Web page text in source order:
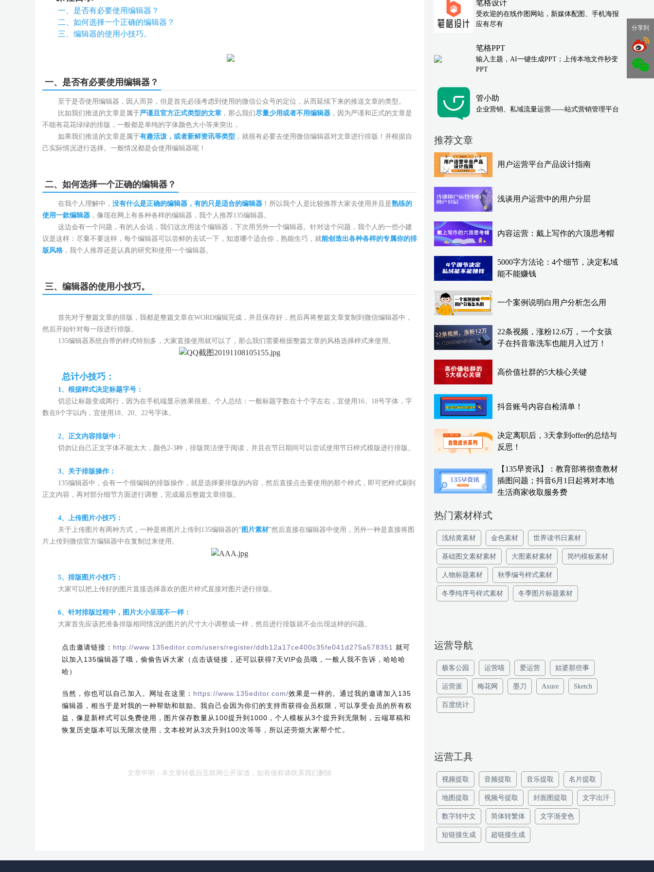
一、是否有必要使用编辑器？
二、如何选择一个正确的编辑器？
三、编辑器的使用小技巧。
一、是否有必要使用编辑器？
至于是否使用编辑器，因人而异，但是首先必须考虑到使用的微信公众号的定位，从而延续下来的推送文章的类型。
比如我们推送的文章是属于严谨且官方正式类型的文章 ，那么我们尽量少用或者不用编辑器 ，因为严谨和正式的文章是
不能有花花绿绿的排版，一般都是单纯的字体颜色大小等来突出，
如果我们推送的文章是属于有趣活泼，或者新鲜资讯等类型 ，就很有必要去使用微信编辑器对文章进行排版！并根据自
己实际情况进行选择。一般情况都是会使用编辑器呢！
二、如何选择一个正确的编辑器？
在我个人理解中， 没有什么是正确的编辑器，有的只是适合的编辑器 ！所以我个人是比较推荐大家去使用并且是熟练的
使用一款编辑器 ，像现在网上有各种各样的编辑器，我个人推荐135编辑器。
这边会有一个问题，有的人会说，我们这次用这个编辑器，下次用另外一个编辑器。针对这个问题，我个人的一些小建
议是这样：尽量不要这样，每个编辑器可以尝鲜的去试一下，知道哪个适合你，熟能生巧，就能创造出各种各样的专属你的排
版风格 ，我个人推荐还是认真的研究和使用一个编辑器。
三、编辑器的使用小技巧。
首先对于整篇文章的排版，我都是整篇文章在WORD编辑完成，并且保存好，然后再将整篇文章复制到微信编辑器中，
然后开始针对每一段进行排版。
135编辑器系统自带的样式特别多，大家直接使用就可以了，那么我们需要根据整篇文章的风格选择样式来使用。
总计小技巧：
1、根据样式决定标题字号 ：
切忌让标题变成两行，因为在手机端显示效果很差。个人总结：一般标题字数在十个字左右，宜使用16、18号字体，字
数在8个字以内，宜使用18、20、22号字体。
2、正文内容排版中：
切勿让自己正文字体不能太大，颜色2-3种，排版简洁便于阅读，并且在节日期间可以尝试使用节日样式模版进行排版。
3、关于排版操作：
135编辑器中，会有一个很编辑的排版操作，就是选择要排版的内容，然后直接点击要使用的那个样式，即可把样式刷到
正文内容，再对部分细节方面进行调整，完成最后整篇文章排版。
4、上传图片小技巧：
关于上传图片有两种方式，一种是将图片上传到135编辑器的“图片素材”然后直接在编辑器中使用，另外一种是直接将图
片上传到微信官方编辑器中在复制过来使用。
5、排版图片小技巧：
大家可以把上传好的图片直接选择喜欢的图片样式直接对图片进行排版。
6、针对排版过程中，图片大小呈现不一样：
大家首先应该把准备排版相同情况的图片的尺寸大小调整成一样，然后进行排版就不会出现这样的问题。
点击邀请链接： http://www.135editor.com/users/register/ddb12a17ce400c35fe041d275a578351 就可
以加入135编辑器了哦，偷偷告诉大家（点击该链接，还可以获得7天VIP会员哦，一般人我不告诉，哈哈哈
哈）
当然，你也可以自己加入。网址在这里： https://www.135editor.com/效果是一样的。通过我的邀请加入135
编辑器，相当于是对我的一种帮助和鼓励。我自己会因为你们的支持而获得会员权限，可以享受会员的所有权
益，像是新样式可以免费使用，图片保存数量从100提升到1000，个人模板从3个提升到无限制，云端草稿和
恢复历史版本可以无限次使用，文本校对从3次升到100次等等，所以还劳烦大家帮个忙。
文章申明：本文章转载自互联网公开渠道，如有侵权请联系我们删除
笔格设计
受欢迎的在线作图网站，新媒体配图、手机海报
应有尽有
笔格PPT
输入主题，AI一键生成PPT；上传本地文件秒变
PPT
管小助
企业营销、私域流量运营——站式营销管理平台
推荐文章
用户运营平台产品设计指南
浅谈用户运营中的用户分层
内容运营：戴上写作的六顶思考帽
5000字方法论：4个细节，决定私域
能不能赚钱
一个案例说明白用户分析怎么用
22条视频，涨粉12.6万，一个女孩
子在抖音靠洗车也能月入过万！
高价值社群的5大核心关键
抖音账号内容自检清单！
决定离职后，3天拿到offer的总结与
反思！
【135早资讯】：教育部将彻查教材
插图问题；抖音6月1日起将对本地
生活商家收取服务费
热门素材样式
浅桔黄素材 金色素材 世界读书日素材
基础图文素材素材 大图素材素材 简约模板素材
人物标题素材 秋季编号样式素材
冬季纯序号样式素材 冬季图片标题素材
运营导航
极客公园 运营喵 爱运营 姑婆那些事
运营派 梅花网 墨刀 Axure Sketch
百度统计
运营工具
视频提取 音频提取 音乐提取 名片提取
地图提取 视频号提取 封面图提取 文字出汗
数字转中文 简体转繁体 文字渐变色
短链接生成 超链接生成
分享到